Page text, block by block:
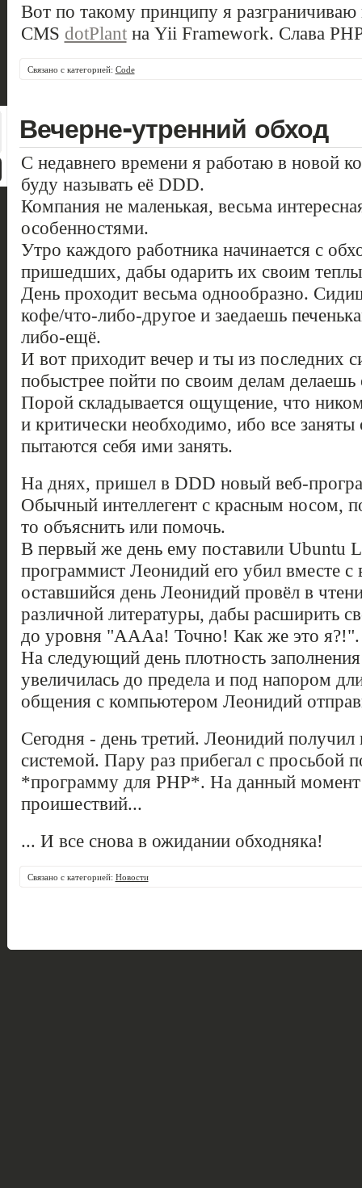
Вот по такому принципу я
CMS dotPlantна Yii Framework. Слава
Связано с категорией: Code
Вечерне-утренний обход
С недавнего времени я работаю в новой
буду называть её DDD.
Компания не маленькая, весьма
особенностями.
Утро каждого работника начинается с
пришедших, дабы одарить их своим
День проходит весьма однообразно.
кофе/что-либо-другое и заедаешь
либо-ещё.
И вот приходит вечер и ты из последних
побыстрее пойти по своим делам делаешь
Порой складывается ощущение, что
и критически необходимо, ибо все
пытаются себя ими занять.
На днях, пришел в DDD новый веб-
Обычный интеллегент с красным носом,
то объяснить или помочь.
В первый же день ему поставили Ubuntu
программист Леонидий его убил вместе с
оставшийся день Леонидий провёл в
различной литературы, дабы расширить
до уровня "АААа! Точно! Как же это я?!".
На следующий день плотность
увеличилась до предела и под напором
общения с компьютером Леонидий
Сегодня - день третий. Леонидий
системой. Пару раз прибегал с просьбой
*программу для PHP*. На данный
проишествий...
... И все снова в ожидании обходняка!
Связано с категорией: Новости